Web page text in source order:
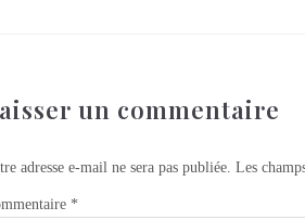
un commentaire
adresse e-mail ne sera pas publiée. Les
*